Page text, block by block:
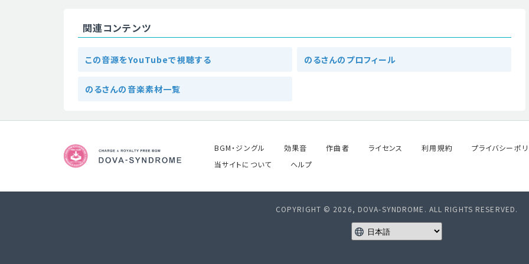
関連コンテンツ
この音源をYouTubeで視聴する のるさんのプロフィール
のるさんの音楽素材一覧
BGM・ジングル 効果音 作曲者 ライセンス 利用規約
プライバシーポ
当サイトについて
ヘルプ
COPYRIGHT © 2026, DOVA-SYNDROME. ALL RIGHTS RESERVED.